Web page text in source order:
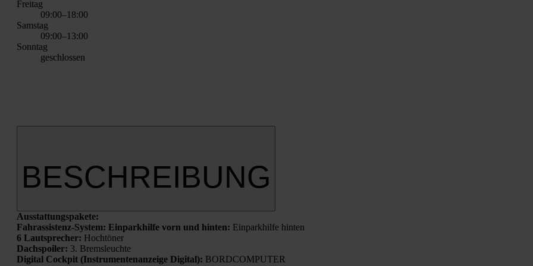
Frei­tag
09:00–18:00
Sams­tag
09:00–13:00
Sonn­tag
geschlos­sen
BESCHREIBUNG
Aus­stat­tungs­pa­ke­te:
Fahr­as­sis­tenz-Sys­tem: Ein­park­hil­fe vorn und hin­ten: Ein­park­hil­fe hin­ten
6 Laut­spre­cher: Hoch­tö­ner
Dach­spoi­ler: 3. Brems­leuch­te
Digi­tal Cock­pit (Instru­men­ten­an­zei­ge Digi­tal): BORDCOMPUTER